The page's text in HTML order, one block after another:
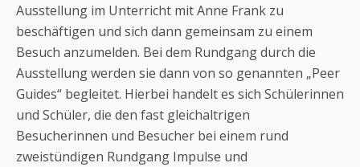
Ausstellung im Unterricht mit Anne Frank zu
beschäftigen und sich dann gemeinsam zu einem
Besuch anzumelden. Bei dem Rundgang durch die
Ausstellung werden sie dann von so genannten „Peer
Guides“ begleitet. Hierbei handelt es sich Schülerinnen
und Schüler, die den fast gleichaltrigen
Besucherinnen und Besucher bei einem rund
zweistündigen Rundgang Impulse und